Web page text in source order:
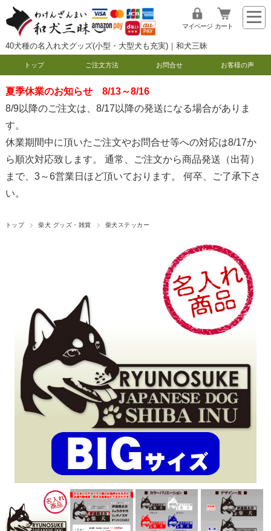
40犬種の名入れ犬グッズ(小型・大型犬も充実)｜和犬三昧
マイページ カート
トップ ご注文方法 お問合せ お客様の声
夏季休業のお知らせ 8/13～8/16
8/9以降のご注文は、8/17以降の発送になる場合がありま
す。
休業期間中に頂いたご注文やお問合せ等への対応は8/17か
ら順次対応致します。 通常、ご注文から商品発送（出荷）
まで、3～6営業日ほど頂いております。 何卒、ご了承下さ
い。
トップ 柴犬 グッズ・雑貨 柴犬ステッカー